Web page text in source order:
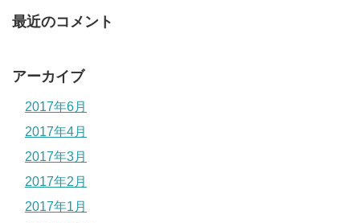
最近のコメント
アーカイブ
2017年6月
2017年4月
2017年3月
2017年2月
2017年1月